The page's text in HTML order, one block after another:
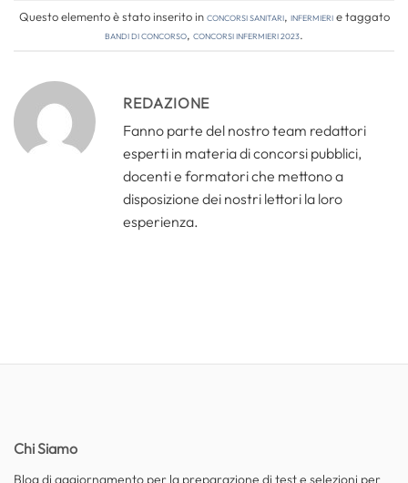
Questo elemento è stato inserito inConcorsi Sanitari, Infermierie taggato
bandi di concorso, concorsi infermieri 2023.
REDAZIONE
Fanno parte del nostro team redattori
esperti in materia di concorsi pubblici,
docenti e formatori che mettono a
disposizione dei nostri lettori la loro
esperienza.
Chi Siamo
Blog di aggiornamento per la preparazione di test e selezioni per